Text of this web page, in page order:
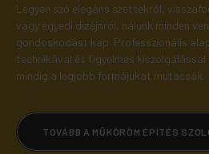
Legyen szó elegáns szettekről,
vagy egyedi dizájnról, nálunk minden
gondoskodást kap. Professzionális
technikával és figyelmes kiszolgálással
mindig a legjobb formájukat mutassák.
TOVÁBB A MŰKÖRÖM ÉPÍTÉS